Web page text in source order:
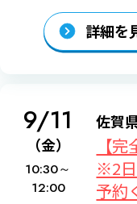
詳細を
9/11
（金）
10:30～
12:00
佐賀
【
※2
予約